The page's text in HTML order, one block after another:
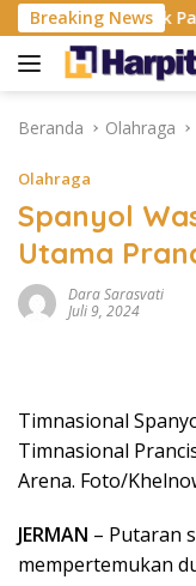
Langsung
ke
konten
Breaking News
Ikut Ejek Pasien
Beranda Olahraga
Olahraga
Spanyol
Utama
Dara Sarasvati
Juli 9, 2024
Timnasional
Timnasional
Arena. Foto/
JERMAN – Putaran
mempertemukan